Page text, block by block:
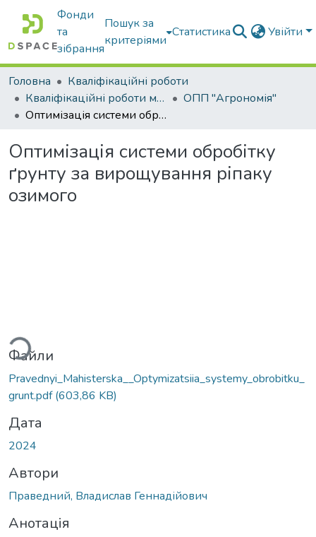
Фонди
та
зібрання
Пошук за
критеріями
Статистика Увійти
Головна
Кваліфікаційні роботи
Кваліфікаційні роботи магістрів
ОПП "Агрономія"
Оптимізація системи обробітку ґрунту за вирощування ріпаку озимого
Оптимізація системи обробітку
ґрунту за вирощування ріпаку
озимого
Файли
Pravednyi_Mahisterska__Optymizatsiia_systemy_obrobitku_
grunt.pdf(603,86 KB)
Дата
2024
Автори
Праведний, Владислав Геннадійович
Анотація